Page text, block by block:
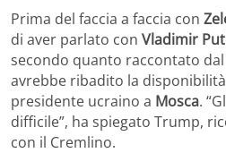
Prima del faccia a faccia con
di aver parlato con Vladimir
secondo quanto raccontato
avrebbe ribadito la
presidente ucraino a Mosca.
difficile”, ha spiegato Trump,
con il Cremlino.